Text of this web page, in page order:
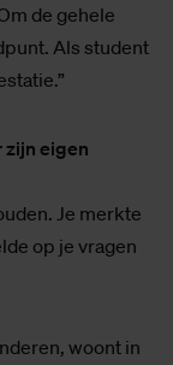
de gehele
Als student
zijn eigen
Je merkte
op je vragen
woont in